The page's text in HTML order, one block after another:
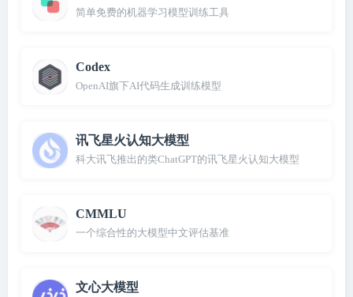
简单免费的机器学习模型训练工具
Codex
OpenAI旗下AI代码生成训练模型
讯飞星火认知大模型
科大讯飞推出的类ChatGPT的讯飞星火认知大模型
CMMLU
一个综合性的大模型中文评估基准
文心大模型